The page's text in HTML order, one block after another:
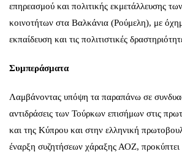
επηρεασμού και πολιτικής εκμετάλλευσης
κοινοτήτων στα Βαλκάνια (Ρούμελη), με
εκπαίδευση και τις πολιτιστικές
Συμπεράσματα
Λαμβάνοντας υπόψη τα παραπάνω σε
αντιδράσεις των Τούρκων επισήμων στις
και της Κύπρου και στην ελληνική
έναρξη συζητήσεων χάραξης ΑΟΖ,